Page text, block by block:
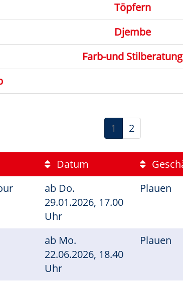
Töpfern
Djembe
Farb-und Stilberatung
1 2
Datum
ab Do.
29.01.2026, 17.00
Uhr
Plauen
ab Mo.
22.06.2026, 18.40
Uhr
Plauen